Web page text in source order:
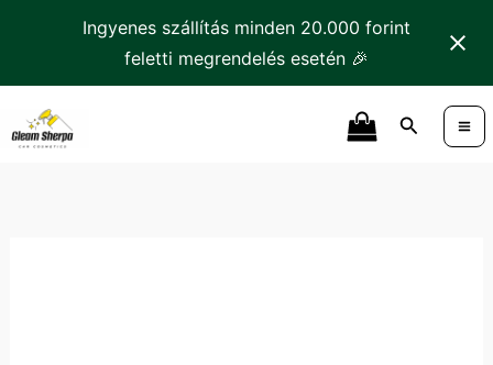
Ingyenes szállítás minden 20.000 forint
feletti megrendelés esetén 🎉
content
Search
Mikroszálas